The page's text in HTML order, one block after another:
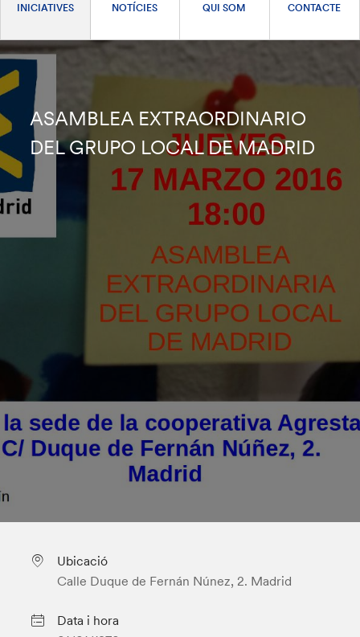
INICIATIVES NOTÍCIES QUI SOM CONTACTE
ASAMBLEA EXTRAORDINARIO
DEL GRUPO LOCAL DE MADRID
Ubicació
Calle Duque de Fernán Núnez, 2. Madrid
Data i hora